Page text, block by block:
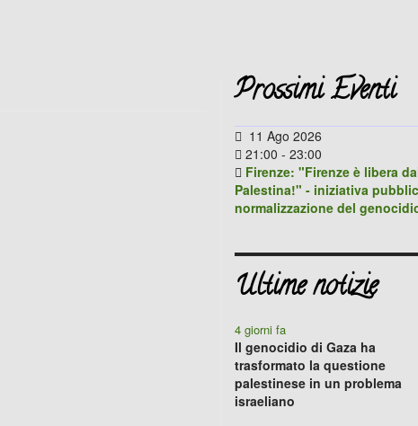
Prossimi Eventi
11 Ago 2026
21:00 - 23:00
Firenze: "Firenze è libera
Palestina!" - iniziativa
normalizzazione del
Ultime notizie
4 giorni fa
Il genocidio di Gaza ha
trasformato la questione
palestinese in un problema
israeliano